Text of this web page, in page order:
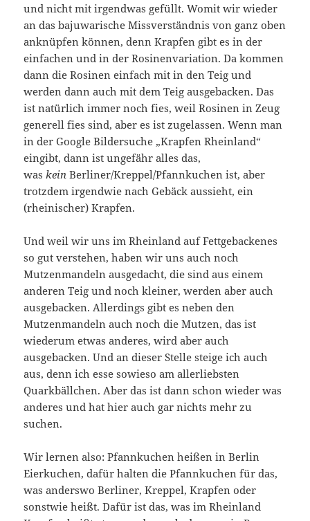
und nicht mit irgendwas gefüllt. Womit wir wieder
an das bajuwarische Missverständnis von ganz oben
anknüpfen können, denn Krapfen gibt es in der
einfachen und in der Rosinenvariation. Da kommen
dann die Rosinen einfach mit in den Teig und
werden dann auch mit dem Teig ausgebacken. Das
ist natürlich immer noch fies, weil Rosinen in Zeug
generell fies sind, aber es ist zugelassen. Wenn man
in der Google Bildersuche „Krapfen Rheinland“
eingibt, dann ist ungefähr alles das,
waskein Berliner/Kreppel/Pfannkuchen ist, aber
trotzdem irgendwie nach Gebäck aussieht, ein
(rheinischer) Krapfen.
Und weil wir uns im Rheinland auf Fettgebackenes
so gut verstehen, haben wir uns auch noch
Mutzenmandeln ausgedacht, die sind aus einem
anderen Teig und noch kleiner, werden aber auch
ausgebacken. Allerdings gibt es neben den
Mutzenmandeln auch noch die Mutzen, das ist
wiederum etwas anderes, wird aber auch
ausgebacken. Und an dieser Stelle steige ich auch
aus, denn ich esse sowieso am allerliebsten
Quarkbällchen. Aber das ist dann schon wieder was
anderes und hat hier auch gar nichts mehr zu
suchen.
Wir lernen also: Pfannkuchen heißen in Berlin
Eierkuchen, dafür halten die Pfannkuchen für das,
was anderswo Berliner, Kreppel, Krapfen oder
sonstwie heißt. Dafür ist das, was im Rheinland